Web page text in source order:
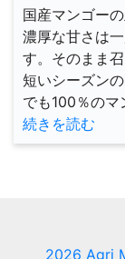
国産マンゴー
濃厚な甘さは
す。そのまま
短いシーズン
でも100％の
続きを読む
2026 Agri